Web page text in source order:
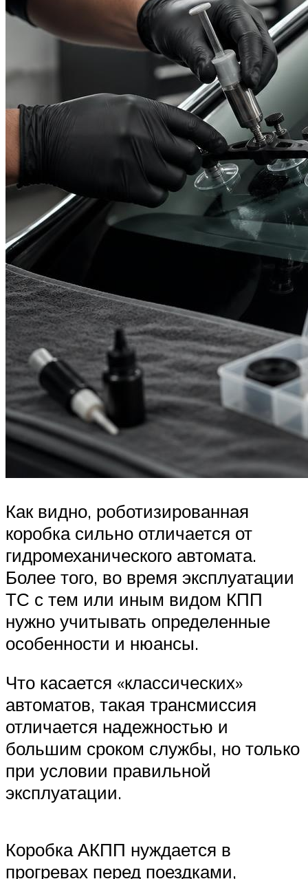
Как видно, роботизированная
коробка сильно отличается от
гидромеханического автомата.
Более того, во время эксплуатации
ТС с тем или иным видом КПП
нужно учитывать определенные
особенности и нюансы.
Что касается «классических»
автоматов, такая трансмиссия
отличается надежностью и
большим сроком службы, но только
при условии правильной
эксплуатации.
Коробка АКПП нуждается в
прогревах перед поездками,